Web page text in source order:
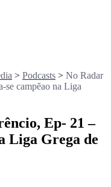
> Podcasts > No Radar
se campẽao na Liga
Ep- 21 –
Liga Grega de